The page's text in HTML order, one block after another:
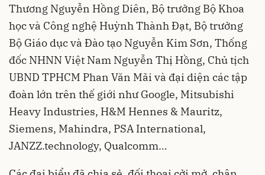
Thương Nguyễn Hồng Diên, Bộ trưởng Bộ Khoa
học và Công nghệ Huỳnh Thành Đạt, Bộ trưởng
Bộ Giáo dục và Đào tạo Nguyễn Kim Sơn, Thống
đốc NHNN Việt Nam Nguyễn Thị Hồng, Chủ tịch
UBND TPHCM Phan Văn Mãi và đại diện các tập
đoàn lớn trên thế giới như Google, Mitsubishi
Heavy Industries, H&M Hennes & Mauritz,
Siemens, Mahindra, PSA International,
JANZZ.technology, Qualcomm…